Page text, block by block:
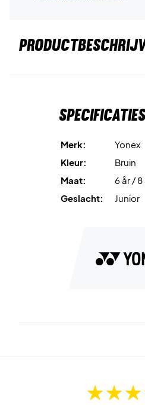
Specificaties
Merk:
Yonex
Kleur:
Bruin
Maat:
6 år / 8
Geslacht:
Junior